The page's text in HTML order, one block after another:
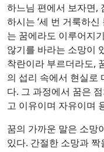
하느님 편에서 보자면,
하시는 ‘세 번 거룩하
는 꿈에라도 이루어지
않기를 바라는 소망이
착란이라 부르더라도,
의 섭리 속에서 현실로
다. 그 과정에서 꿈은
고 이유이며 자유이며
꿈의 가까운 말은 소망
있다. 간절한 소망과